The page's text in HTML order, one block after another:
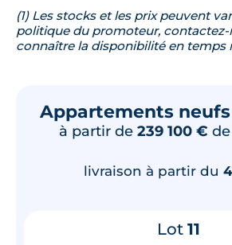
(1) Les stocks et les prix peuvent
politique du promoteur,
connaître la disponibilité en temps
Appartements neufs
à partir de 239 100 € de
livraison à partir du
Lot 11